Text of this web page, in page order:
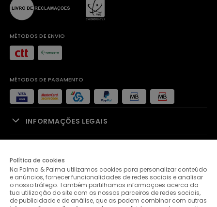
MÉTODOS DE ENVIO
MÉTODOS DE PAGAMENTO
INFORMAÇÕES LEGAIS
PALMA & PALMA
APOIO AO CLIENTE
Política de cookies
Na Palma & Palma utilizamos cookies para personalizar conteúdo
e anúncios, fornecer funcionalidades de redes sociais e analisar
o nosso tráfego. Também partilhamos informações acerca da
tua utilização do site com os nossos parceiros de redes sociais,
de publicidade e de análise, que as podem combinar com outras